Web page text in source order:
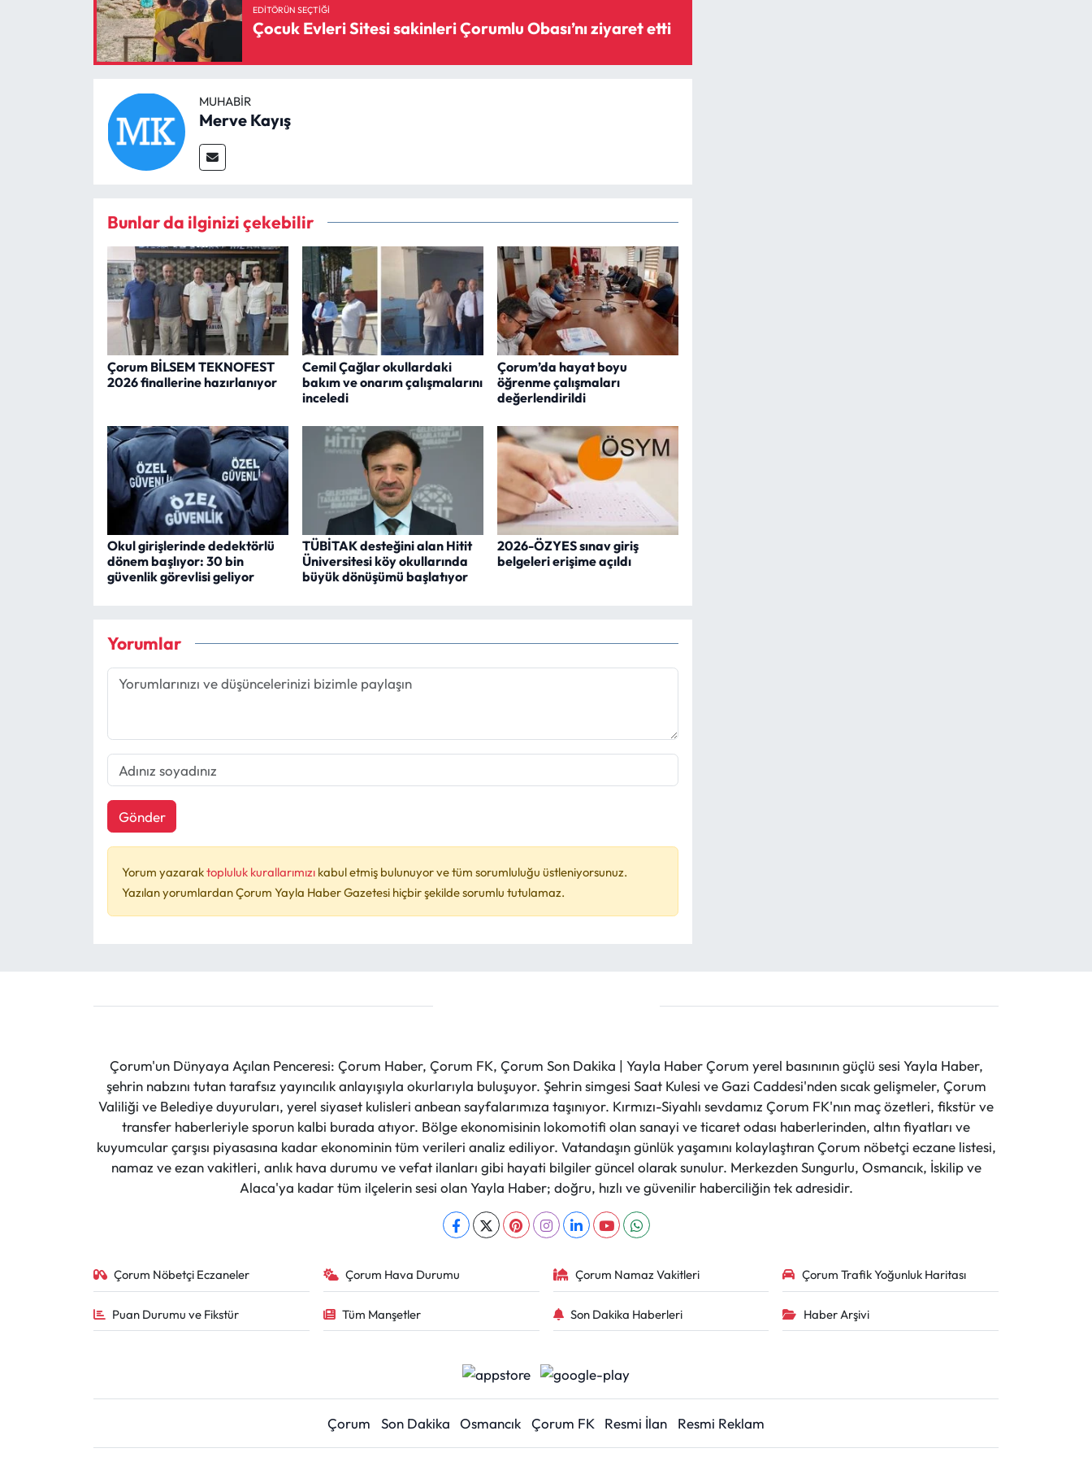
EDITÖRÜN SEÇTIĞI
Çocuk Evleri Sitesi sakinleri Çorumlu Obası’nı ziyaret etti
MUHABIR
Merve Kayış
Bunlar da ilginizi çekebilir
Çorum BİLSEM TEKNOFEST
2026 finallerine hazırlanıyor
Cemil Çağlar okullardaki
bakım ve onarım çalışmalarını
inceledi
Çorum’da hayat boyu
öğrenme çalışmaları
değerlendirildi
Okul girişlerinde dedektörlü
dönem başlıyor: 30 bin
güvenlik görevlisi geliyor
TÜBİTAK desteğini alan Hitit
Üniversitesi köy okullarında
büyük dönüşümü başlatıyor
2026-ÖZYES sınav giriş
belgeleri erişime açıldı
Yorumlar
Gönder
Yorum yazaraktopluluk kurallarımızı kabul etmiş bulunuyor ve tüm sorumluluğu üstleniyorsunuz.
Yazılan yorumlardan Çorum Yayla Haber Gazetesi hiçbir şekilde sorumlu tutulamaz.
Çorum'un Dünyaya Açılan Penceresi: Çorum Haber, Çorum FK, Çorum Son Dakika | Yayla Haber Çorum yerel basınının güçlü sesi Yayla Haber,
şehrin nabzını tutan tarafsız yayıncılık anlayışıyla okurlarıyla buluşuyor. Şehrin simgesi Saat Kulesi ve Gazi Caddesi'nden sıcak gelişmeler, Çorum
Valiliği ve Belediye duyuruları, yerel siyaset kulisleri anbean sayfalarımıza taşınıyor. Kırmızı-Siyahlı sevdamız Çorum FK'nın maç özetleri, fikstür ve
transfer haberleriyle sporun kalbi burada atıyor. Bölge ekonomisinin lokomotifi olan sanayi ve ticaret odası haberlerinden, altın fiyatları ve
kuyumcular çarşısı piyasasına kadar ekonominin tüm verileri analiz ediliyor. Vatandaşın günlük yaşamını kolaylaştıran Çorum nöbetçi eczane listesi,
namaz ve ezan vakitleri, anlık hava durumu ve vefat ilanları gibi hayati bilgiler güncel olarak sunulur. Merkezden Sungurlu, Osmancık, İskilip ve
Alaca'ya kadar tüm ilçelerin sesi olan Yayla Haber; doğru, hızlı ve güvenilir haberciliğin tek adresidir.
Çorum Nöbetçi Eczaneler Çorum Hava Durumu Çorum Namaz Vakitleri Çorum Trafik Yoğunluk Haritası
Puan Durumu ve Fikstür Tüm Manşetler Son Dakika Haberleri Haber Arşivi
Çorum Son Dakika Osmancık Çorum FK Resmi İlan Resmi Reklam